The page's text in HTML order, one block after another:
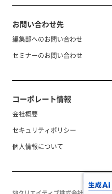
お問い合わせ先
編集部へのお問い合わせ
セミナーのお問い合わせ
コーポレート情報
会社概要
セキュリティポリシー
個人情報について